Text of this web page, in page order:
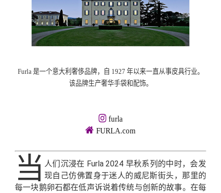
Furla 是一个意大利奢侈品牌，自 1927 年以来一直从事皮具行业。
该品牌生产奢华手袋和配饰。
furla
FURLA.com
当 人们沉浸在 Furla 2024 早秋系列的中时，会发
现自己仿佛置身于迷人的威尼斯街头，那里的
每一块鹅卵石都在低声诉说着传统与创新的故事。在每